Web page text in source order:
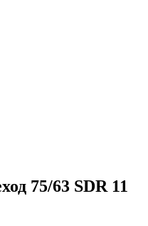
75/63 SDR 11